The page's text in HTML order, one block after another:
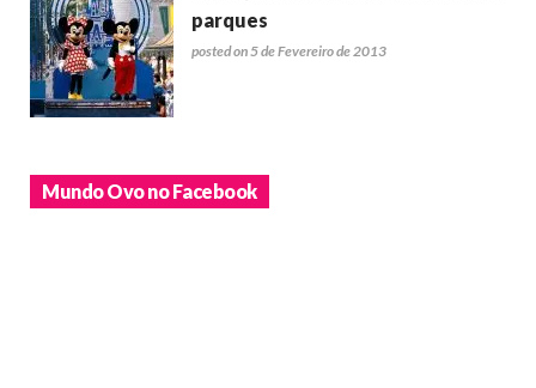
parques
posted on 5 de Fevereiro de 2013
Mundo Ovo no Facebook